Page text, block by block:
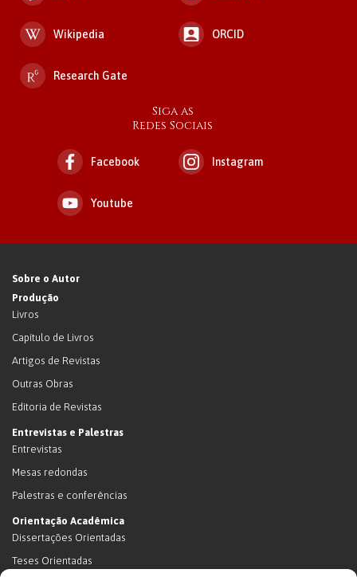
Wikipedia ORCID
Research Gate
Siga as
Redes Sociais
Facebook Instagram
Youtube
Sobre o Autor
Produção
Livros
Capítulo de Livros
Artigos de Revistas
Outras Obras
Editoria de Revistas
Entrevistas e Palestras
Entrevistas
Mesas redondas
Palestras e conferências
Orientação Acadêmica
Dissertações Orientadas
Teses Orientadas